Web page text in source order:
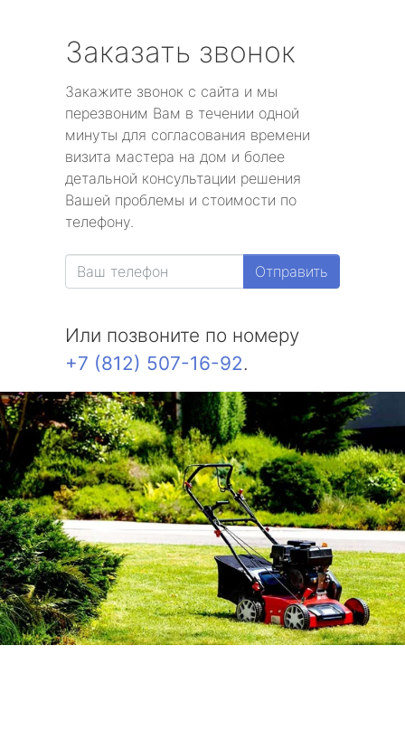
Заказать звонок
Закажите звонок с сайта и мы
перезвоним Вам в течении одной
минуты для согласования времени
визита мастера на дом и более
детальной консультации решения
Вашей проблемы и стоимости по
телефону.
Отправить
Или позвоните по номеру
+7 (812) 507-16-92.